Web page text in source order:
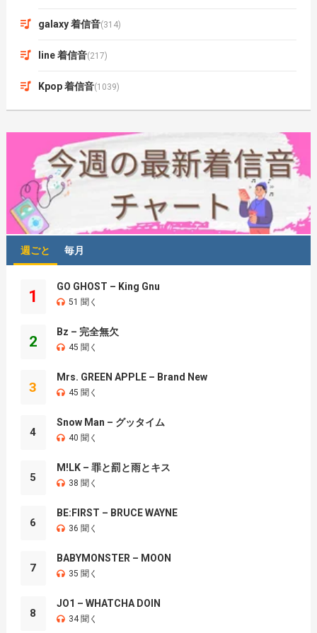
galaxy 着信音(314)
line 着信音(217)
Kpop 着信音(1039)
週ごと 毎月
1
GO GHOST – King Gnu
51 聞く
2
Bz – 完全無欠
45 聞く
3
Mrs. GREEN APPLE – Brand New
45 聞く
4
Snow Man – グッタイム
40 聞く
5
M!LK – 罪と罰と雨とキス
38 聞く
6
BE:FIRST – BRUCE WAYNE
36 聞く
7
BABYMONSTER – MOON
35 聞く
8
JO1 – WHATCHA DOIN
34 聞く